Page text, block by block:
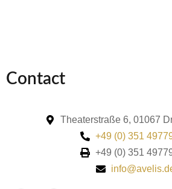
Contact
Theaterstraße 6, 01067
+49 (0) 351
+49 (0) 351